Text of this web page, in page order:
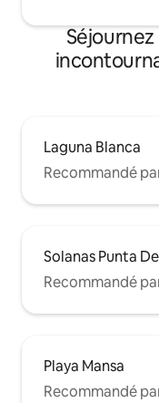
Laguna Blanca
Recommandé
Solanas Punta
Recommandé
Playa Mansa
Recommandé